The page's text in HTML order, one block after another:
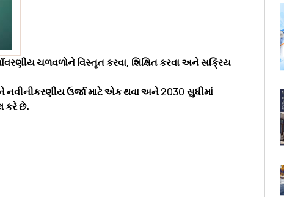
ચળવળોને વિસ્તૃત કરવા, શિક્ષિત કરવા અને સક્રિય
ઉર્જા માટે એક થવા અને 2030 સુધીમાં
કરે છે.